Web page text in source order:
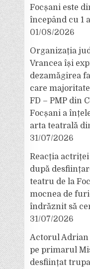
Focșani este
începând cu 1
01/08/2026
Organizația
Vrancea își
dezamăgirea
care
FD – PMP din
Focșani a
arta teatrală
31/07/2026
Reacția
după
teatru de la
mocnea de
îndrăznit să
31/07/2026
Actorul Adrian
pe primarul
desființat